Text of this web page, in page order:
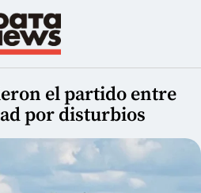
el partido entre
por disturbios